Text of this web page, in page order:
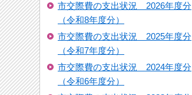
市交際費の支出状況 2026年度分
（令和8年度分）
市交際費の支出状況 2025年度分
（令和7年度分）
市交際費の支出状況 2024年度分
（令和6年度分）